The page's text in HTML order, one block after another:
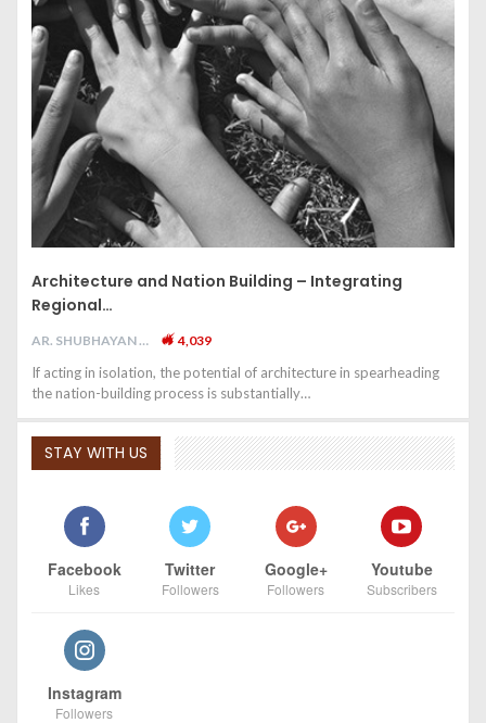
Architecture and Nation Building – Integrating
Regional…
AR. SHUBHAYAN M 4,039
If acting in isolation, the potential of architecture in spearheading
the nation-building process is substantially…
STAY WITH US
Facebook
Likes
Twitter
Followers
Google+
Followers
Youtube
Subscribers
Instagram
Followers